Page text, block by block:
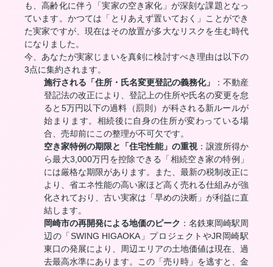
も、高齢化に伴う「実家の空き家化」が深刻な課題となっ
ています。かつては「とりあえず置いておく」ことができ
た実家ですが、現在はその放置が多大なリスクを生む時代
になりました。
今、あなたが実家じまいを真剣に検討すべき理由は以下の
3点に集約されます。
施行される「住所・氏名変更登記の義務化」
：不動産
登記法の改正により、登記上の住所や氏名の変更を怠
ると5万円以下の過料（罰則）が科される新ルールが
始まります。相続後に自身の住所が変わっている場
合、売却前にこの整理が不可欠です。
空き家特例の期限と「住宅性能」の重視 ：譲渡所得か
ら最大3,000万円を控除できる「相続空き家の特例」
には厳格な期限があります。また、最新の税制改正に
より、省エネ性能の高い家ほど高く売れる仕組みが強
化されており、古い実家は「早めの決断」が利益に直
結します。
岡崎市の再開発による地価のピーク ：名鉄東岡崎駅周
辺の「SWING HIGAOKA」プロジェクトやJR岡崎駅
東口の発展により、周辺エリアの土地価値は現在、過
去最高水準にあります。この「売り時」を逃すと、金